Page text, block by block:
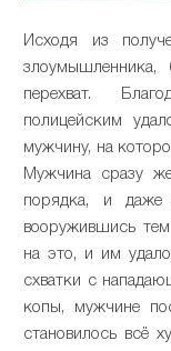
Исходя из
перехват.
полицейским
мужчину, на
Мужчина сразу
порядка, и даже
вооружившись
на это, и им
схватки с
копы, мужчине
становилось всё